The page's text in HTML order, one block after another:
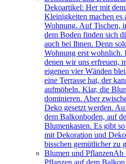
Dekoartikel: Her mit
Kleinigkeiten machen
Wohnung. Auf Tischen,
dem Boden finden sich
auch bei Ihnen. Denn
Wohnung erst wohnlich.
denen wir uns erfreuen,
eigenen vier Wänden
eine Terrasse hat, der
aufmöbeln. Klar, die
dominieren. Aber
Deko gesetzt werden.
dem Balkonboden, auf
Blumenkasten. Es gibt
mit Dekoration und
bisschen gemütlicher zu
Blumen und PflanzenAb
Pflanzen auf dem